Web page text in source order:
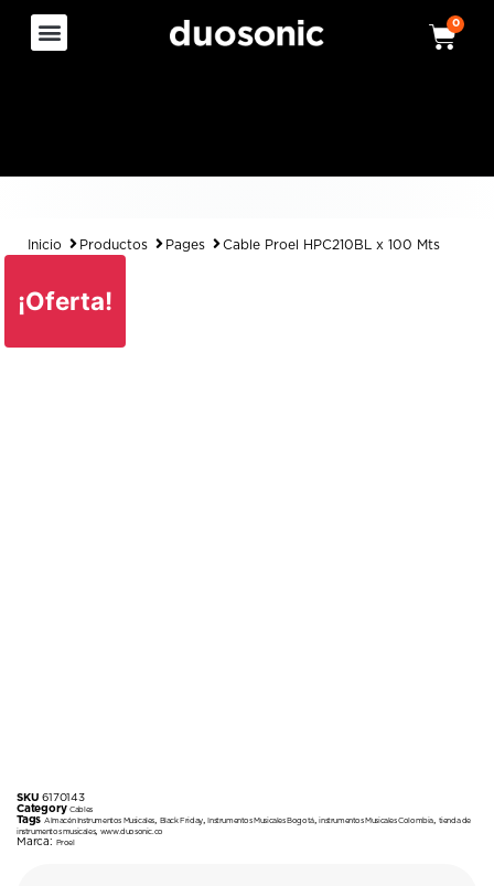
0
Inicio Productos Pages Cable Proel HPC210BL x 100 Mts
¡Oferta!
SKU6170143
Category Cables
Tags Almacén Instrumentos Musicales Black Friday,Instrumentos Musicales Bogotá,instrumentos Musicales Colombia
tienda de
instrumentos musicales, www.duosonic.co
Marca: Proel